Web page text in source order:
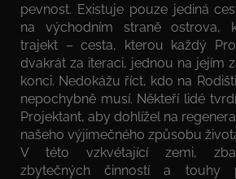
pevnost. Existuje pouze jediná
na východním straně ostrova,
trajekt – cesta, kterou každý
dvakrát za iteraci, jednou na jejím
konci. Nedokážu říct, kdo na
nepochybně musí. Někteří lidé
Projektant, aby dohlížel na
našeho výjimečného způsobu
V této vzkvétající zemi,
zbytečných činností a touhy